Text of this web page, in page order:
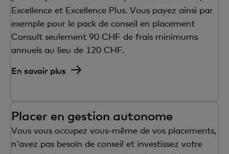
Excellence et Excellence Plus. Vous payez ainsi par
exemple pour le pack de conseil en placement
Consult seulement 90 CHF de frais minimums
annuels au lieu de 120 CHF.
En savoir plus
Placer en gestion autonome
Vous vous occupez vous-même de vos placements,
n'avez pas besoin de conseil et investissez votre